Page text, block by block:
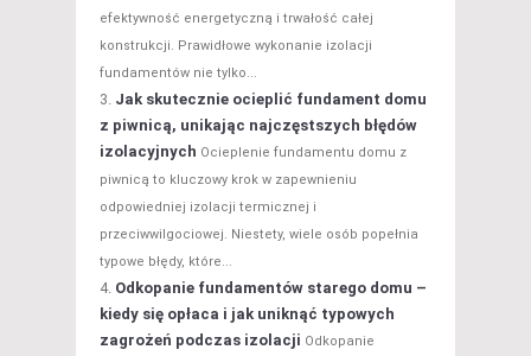
efektywność energetyczną i trwałość całej
konstrukcji. Prawidłowe wykonanie izolacji
fundamentów nie tylko...
Jak skutecznie ocieplić fundament domu
z piwnicą, unikając najczęstszych błędów
izolacyjnych Ocieplenie fundamentu domu z
piwnicą to kluczowy krok w zapewnieniu
odpowiedniej izolacji termicznej i
przeciwwilgociowej. Niestety, wiele osób popełnia
typowe błędy, które...
Odkopanie fundamentów starego domu –
kiedy się opłaca i jak uniknąć typowych
zagrożeń podczas izolacji Odkopanie